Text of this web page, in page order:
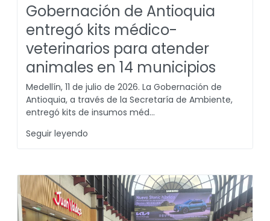
Gobernación de Antioquia
entregó kits médico-
veterinarios para atender
animales en 14 municipios
Medellín, 11 de julio de 2026. La Gobernación de
Antioquia, a través de la Secretaría de Ambiente,
entregó kits de insumos méd...
Seguir leyendo